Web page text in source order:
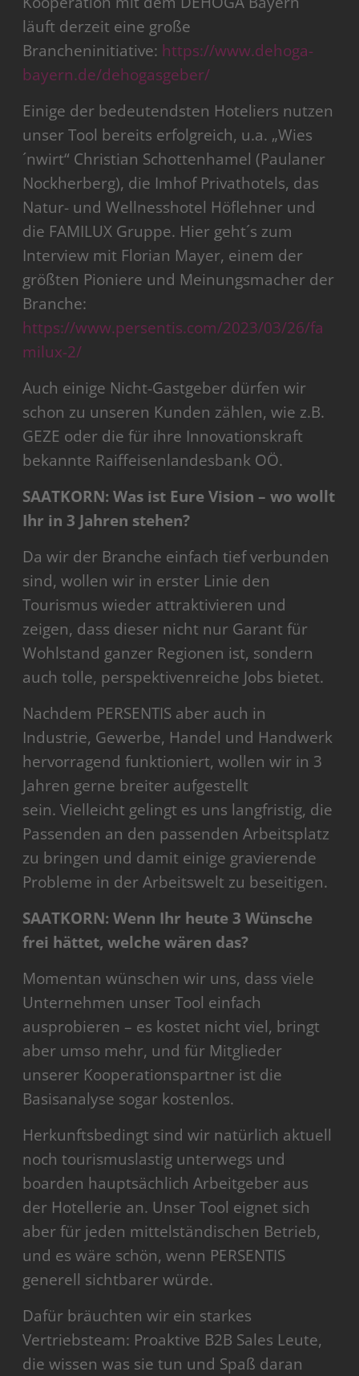
läuft derzeit eine große
Brancheninitiative: https://www.dehoga-
bayern.de/dehogasgeber/
Einige der bedeutendsten Hoteliers nutzen
unser Tool bereits erfolgreich, u.a. „Wies
´nwirt“ Christian Schottenhamel (Paulaner
Nockherberg), die Imhof Privathotels, das
Natur- und Wellnesshotel Höflehner und
die FAMILUX Gruppe. Hier geht´s zum
Interview mit Florian Mayer, einem der
größten Pioniere und Meinungsmacher der
Branche:
https://www.persentis.com/2023/03/26/fa
milux-2/
Auch einige Nicht-Gastgeber dürfen wir
schon zu unseren Kunden zählen, wie z.B.
GEZE oder die für ihre Innovationskraft
bekannte Raiffeisenlandesbank OÖ.
SAATKORN: Was ist Eure Vision – wo wollt
Ihr in 3 Jahren stehen?
Da wir der Branche einfach tief verbunden
sind, wollen wir in erster Linie den
Tourismus wieder attraktivieren und
zeigen, dass dieser nicht nur Garant für
Wohlstand ganzer Regionen ist, sondern
auch tolle, perspektivenreiche Jobs bietet.
Nachdem PERSENTIS aber auch in
Industrie, Gewerbe, Handel und Handwerk
hervorragend funktioniert, wollen wir in 3
Jahren gerne breiter aufgestellt
sein. Vielleicht gelingt es uns langfristig, die
Passenden an den passenden Arbeitsplatz
zu bringen und damit einige gravierende
Probleme in der Arbeitswelt zu beseitigen.
SAATKORN: Wenn Ihr heute 3 Wünsche
frei hättet, welche wären das?
Momentan wünschen wir uns, dass viele
Unternehmen unser Tool einfach
ausprobieren – es kostet nicht viel, bringt
aber umso mehr, und für Mitglieder
unserer Kooperationspartner ist die
Basisanalyse sogar kostenlos.
Herkunftsbedingt sind wir natürlich aktuell
noch tourismuslastig unterwegs und
boarden hauptsächlich Arbeitgeber aus
der Hotellerie an. Unser Tool eignet sich
aber für jeden mittelständischen Betrieb,
und es wäre schön, wenn PERSENTIS
generell sichtbarer würde.
Dafür bräuchten wir ein starkes
Vertriebsteam: Proaktive B2B Sales Leute,
die wissen was sie tun und Spaß daran